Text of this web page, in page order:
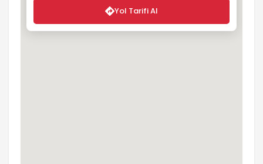
Yol Tarifi Al